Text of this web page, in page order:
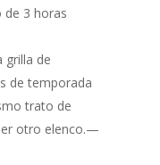
de 3 horas
grilla de
de temporada
trato de
otro elenco.—